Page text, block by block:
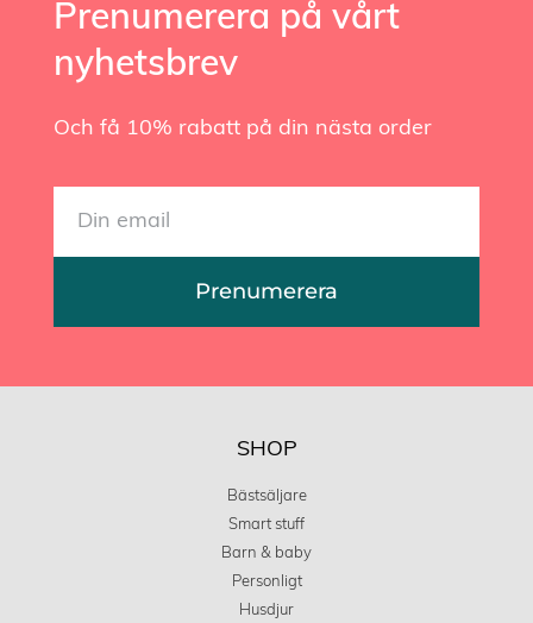
Prenumerera på vårt
nyhetsbrev
Och få 10% rabatt på din nästa order
Prenumerera
SHOP
Bästsäljare
Smart stuff
Barn & baby
Personligt
Husdjur